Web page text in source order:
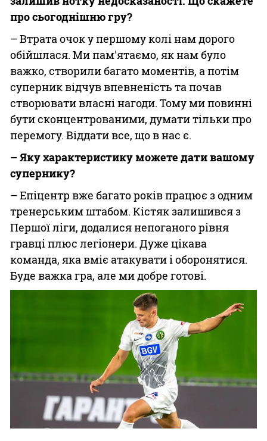
про сьогоднішню гру?
– Втрата очок у першому колі нам дорого
обійшлася. Ми пам'ятаємо, як нам було
важко, створили багато моментів, а потім
суперник відчув впевненість та почав
створювати власні нагоди. Тому ми повинні
бути сконцентрованими, думати тільки про
перемогу. Віддати все, що в нас є.
– Яку характеристику можете дати вашому
супернику?
– Епіцентр вже багато років працює з одним
тренерським штабом. Кістяк залишився з
Першої ліги, додалися непоганого рівня
гравці плюс легіонери. Дуже цікава
команда, яка вміє атакувати і оборонятися.
Буде важка гра, але ми добре готові.